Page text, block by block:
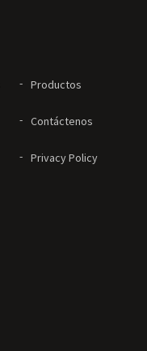
Productos
Contáctenos
Privacy Policy